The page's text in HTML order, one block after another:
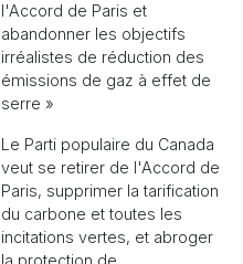
l'Accord de Paris et
abandonner les objectifs
irréalistes de réduction des
émissions de gaz à effet de
serre »
Le Parti populaire du Canada
veut se retirer de l'Accord de
Paris, supprimer la tarification
du carbone et toutes les
incitations vertes, et abroger